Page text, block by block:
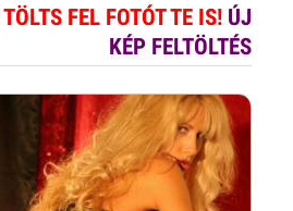
TÖLTS FEL FOTÓT TE IS! ÚJ
KÉP FELTÖLTÉS